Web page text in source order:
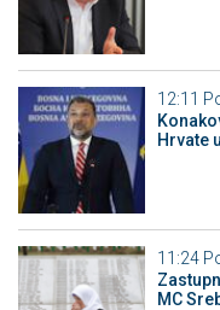
12:11
Hrvate
11:24
MC